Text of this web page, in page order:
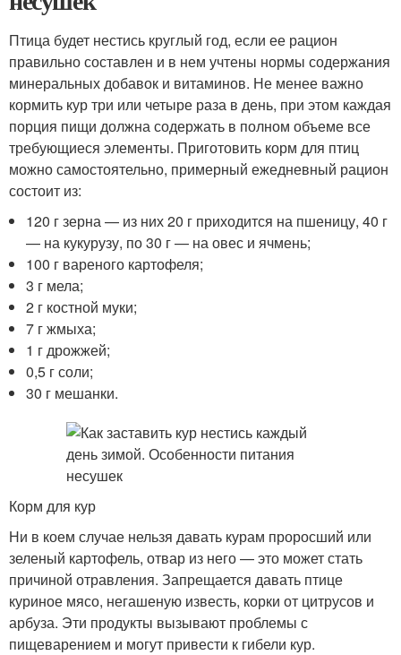
Птица будет нестись круглый год, если ее рацион
правильно составлен и в нем учтены нормы содержания
минеральных добавок и витаминов. Не менее важно
кормить кур три или четыре раза в день, при этом каждая
порция пищи должна содержать в полном объеме все
требующиеся элементы. Приготовить корм для птиц
можно самостоятельно, примерный ежедневный рацион
состоит из:
120 г зерна — из них 20 г приходится на пшеницу, 40 г
— на кукурузу, по 30 г — на овес и ячмень;
100 г вареного картофеля;
3 г мела;
2 г костной муки;
7 г жмыха;
1 г дрожжей;
0,5 г соли;
30 г мешанки.
Корм для кур
Ни в коем случае нельзя давать курам проросший или
зеленый картофель, отвар из него — это может стать
причиной отравления. Запрещается давать птице
куриное мясо, негашеную известь, корки от цитрусов и
арбуза. Эти продукты вызывают проблемы с
пищеварением и могут привести к гибели кур.